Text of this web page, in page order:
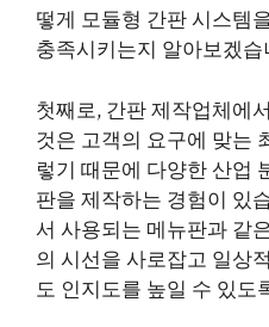
떻게 모듈형 간판 시스템
충족시키는지 알아보겠습
첫째로, 간판 제작업체에
것은 고객의 요구에 맞는
렇기 때문에 다양한 산업
판을 제작하는 경험이 있
서 사용되는 메뉴판과 같
의 시선을 사로잡고 일상
도 인지도를 높일 수 있도